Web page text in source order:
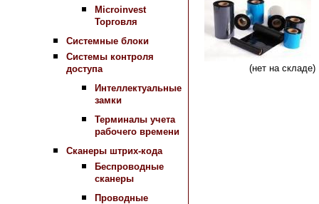
Microinvest
Торговля
Системные блоки
Системы контроля
доступа
Интеллектуальные
замки
Терминалы учета
рабочего времени
Сканеры штрих-кода
Беспроводные
сканеры
Проводные
(нет на